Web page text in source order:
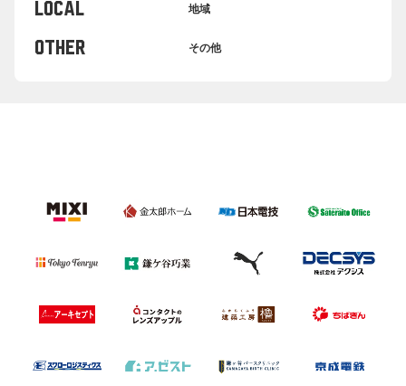
LOCAL 地域
OTHER その他